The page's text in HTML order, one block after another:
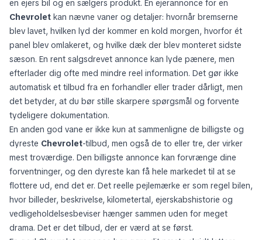
Et mønster, der er værd at holde øje med, er forskellen mellem
en ejers bil og en sælgers produkt. En ejerannonce for en
Chevroletkan nævne vaner og detaljer: hvornår bremserne
blev lavet, hvilken lyd der kommer en kold morgen, hvorfor ét
panel blev omlakeret, og hvilke dæk der blev monteret sidste
sæson. En rent salgsdrevet annonce kan lyde pænere, men
efterlader dig ofte med mindre reel information. Det gør ikke
automatisk et tilbud fra en forhandler eller trader dårligt, men
det betyder, at du bør stille skarpere spørgsmål og forvente
tydeligere dokumentation.
En anden god vane er ikke kun at sammenligne de billigste og
dyresteChevrolet-tilbud, men også de to eller tre, der virker
mest troværdige. Den billigste annonce kan forvrænge dine
forventninger, og den dyreste kan få hele markedet til at se
flottere ud, end det er. Det reelle pejlemærke er som regel bilen,
hvor billeder, beskrivelse, kilometertal, ejerskabshistorie og
vedligeholdelsesbeviser hænger sammen uden for meget